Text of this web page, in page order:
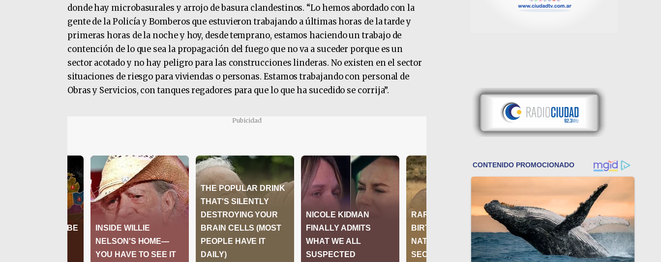
donde hay microbasurales y arrojo de basura clandestinos. “Lo hemos abordado con la
gente de la Policía y Bomberos que estuvieron trabajando a últimas horas de la tarde y
primeras horas de la noche y hoy, desde temprano, estamos haciendo un trabajo de
contención de lo que sea la propagación del fuego que no va a suceder porque es un
sector acotado y no hay peligro para las construcciones linderas. No existen en el sector
situaciones de riesgo para viviendas o personas. Estamos trabajando con personal de
Obras y Servicios, con tanques regadores para que lo que ha sucedido se corrija”.
Pubicidad